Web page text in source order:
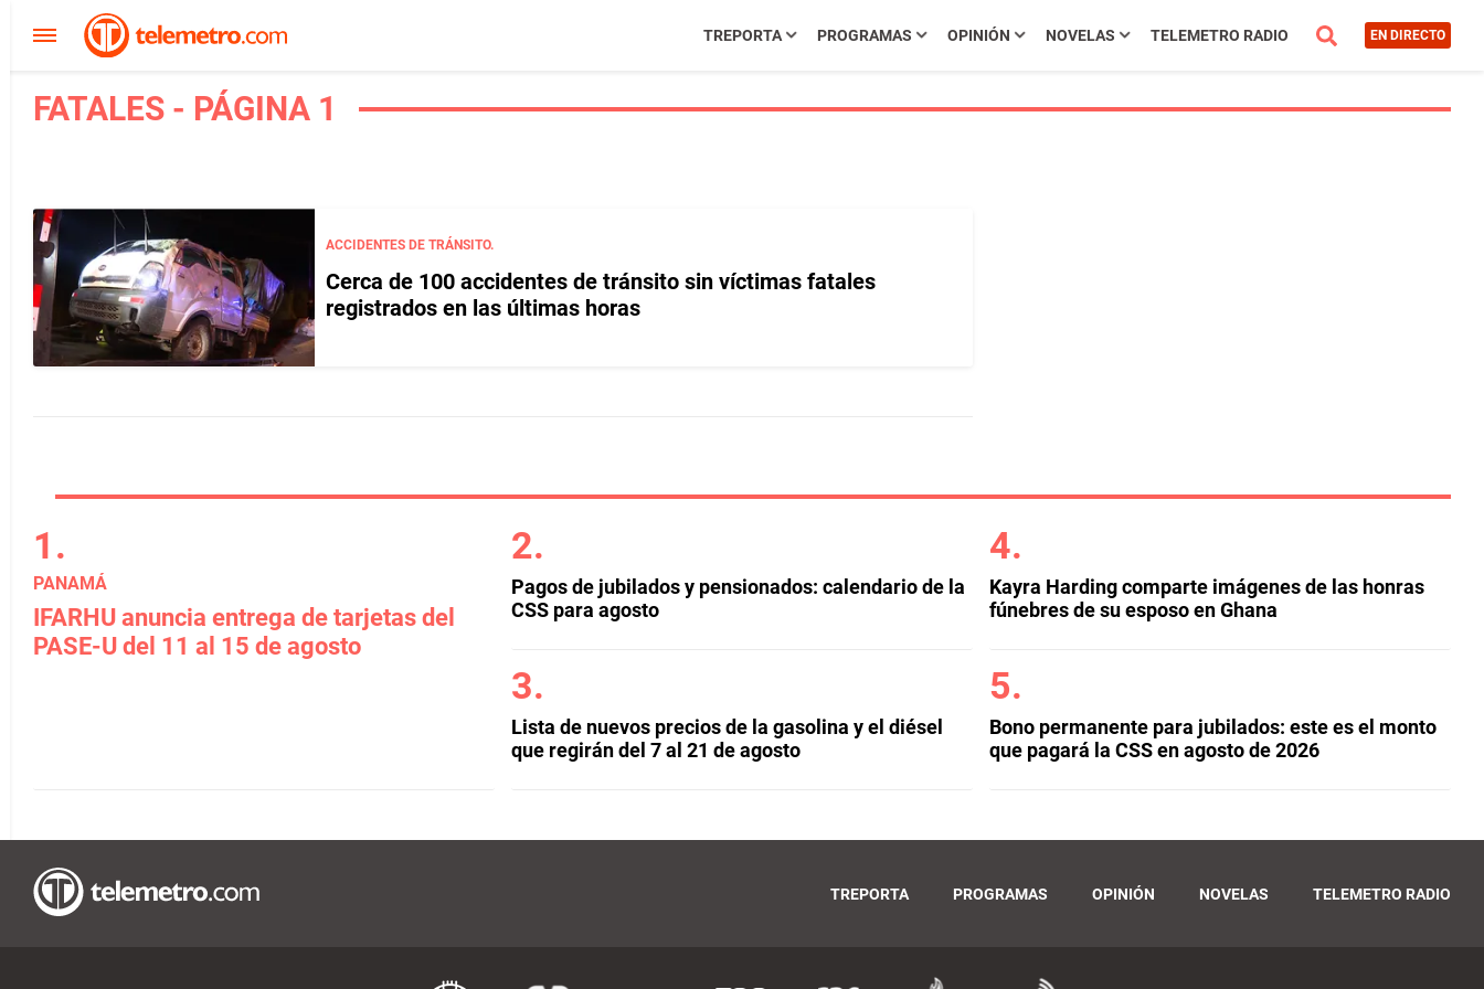
TREPORTA PROGRAMAS OPINIÓN NOVELAS TELEMETRO RADIO EN DIRECTO
FATALES - PÁGINA 1
ACCIDENTES DE TRÁNSITO.
Cerca de 100 accidentes de tránsito sin víctimas fatales
registrados en las últimas horas
PANAMÁ
IFARHU anuncia entrega de tarjetas del
PASE-U del 11 al 15 de agosto
Pagos de jubilados y pensionados: calendario de la
CSS para agosto
Lista de nuevos precios de la gasolina y el diésel
que regirán del 7 al 21 de agosto
Kayra Harding comparte imágenes de las honras
fúnebres de su esposo en Ghana
Bono permanente para jubilados: este es el monto
que pagará la CSS en agosto de 2026
TREPORTA PROGRAMAS OPINIÓN NOVELAS TELEMETRO RADIO